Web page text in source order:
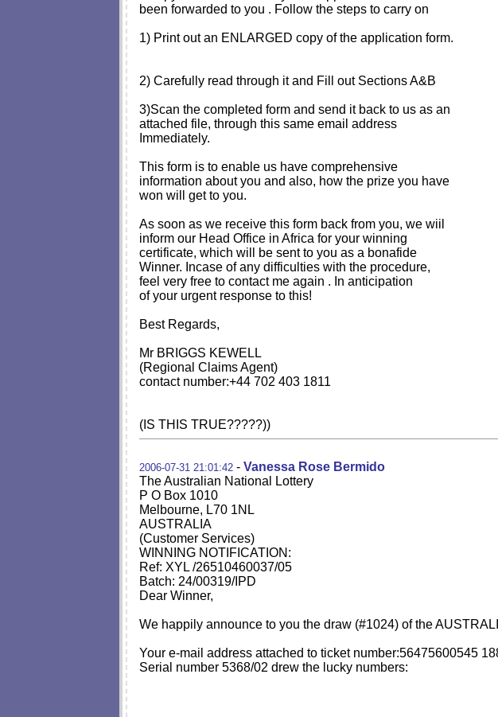
been forwarded to you . Follow the steps to carry on
1) Print out an ENLARGED copy of the application form.
2) Carefully read through it and Fill out Sections A&B
3)Scan the completed form and send it back to us as an
attached file, through this same email address
Immediately.
This form is to enable us have comprehensive
information about you and also, how the prize you have
won will get to you.
As soon as we receive this form back from you, we wiil
inform our Head Office in Africa for your winning
certificate, which will be sent to you as a bonafide
Winner. Incase of any difficulties with the procedure,
feel very free to contact me again . In anticipation
of your urgent response to this!
Best Regards,
Mr BRIGGS KEWELL
(Regional Claims Agent)
contact number:+44 702 403 1811
(IS THIS TRUE?????))
2006-07-31 21:01:42 - Vanessa Rose Bermido
The Australian National Lottery
P O Box 1010
Melbourne, L70 1NL
AUSTRALIA
(Customer Services)
WINNING NOTIFICATION:
Ref: XYL /26510460037/05
Batch: 24/00319/IPD
Dear Winner,
We happily announce to you the draw (#1024) of the
Your e-mail address attached to ticket number:56475600545
Serial number 5368/02 drew the lucky numbers: